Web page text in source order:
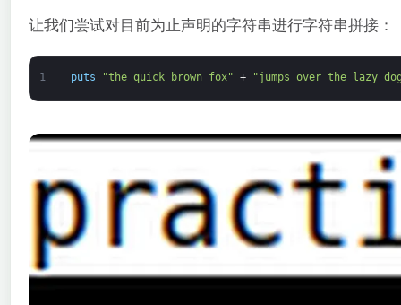
让我们尝试对目前为止声明的字符串进行字符串拼接：
1 puts "the quick brown fox" + "jumps over the lazy